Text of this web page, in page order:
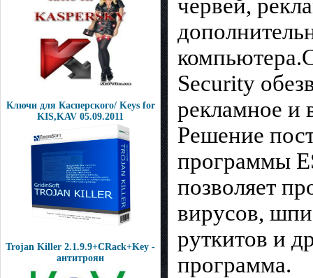
Ключи для Касперского/ Keys for
KIS,KAV 05.09.2011
Trojan Killer 2.1.9.9+CRack+Key -
антитроян
червей,
Security
рекламное и
Решение
программы
позволяет
вирусов,
руткитов и
программа.